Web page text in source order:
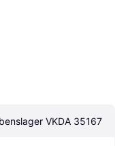
VKDA 35167